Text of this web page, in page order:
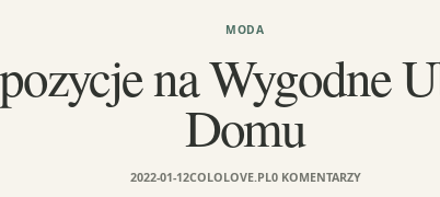
MODA
na Wygodne
Domu
2022-01-12COLOLOVE.PL0 KOMENTARZY